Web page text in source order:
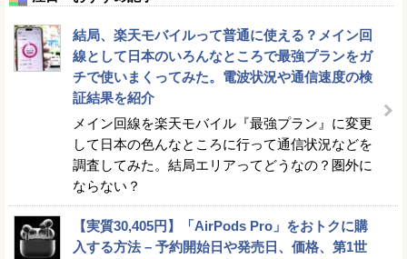
結局、楽天モバイルって普通に使える？メイン回
線として日本のいろんなところで最強プランをガ
チで使いまくってみた。電波状況や通信速度の検
証結果を紹介
メイン回線を楽天モバイル『最強プラン』に変更
して日本の色んなところに行って通信状況などを
調査してみた。結局エリアってどうなの？圏外に
ならない？
【実質30,405円】「AirPods Pro」をおトクに購
入する方法 – 予約開始日や発売日、価格、第1世